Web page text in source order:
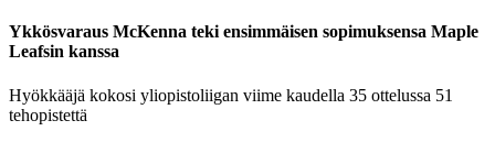
Ykkösvaraus McKenna teki ensimmäisen sopimuksensa Maple
Leafsin kanssa
Hyökkääjä kokosi yliopistoliigan viime kaudella 35 ottelussa 51
tehopistettä